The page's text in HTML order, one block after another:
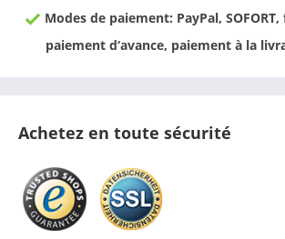
Modes de paiement: PayPal,
paiement d‘avance, paiement à la
Achetez en toute sécurité